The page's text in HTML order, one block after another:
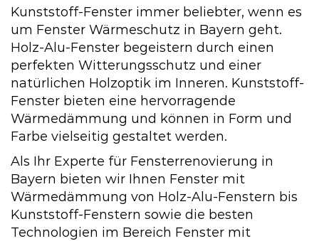
Kunststoff-Fenster immer beliebter, wenn es
um Fenster Wärmeschutz in Bayern geht.
Holz-Alu-Fenster begeistern durch einen
perfekten Witterungsschutz und einer
natürlichen Holzoptik im Inneren. Kunststoff-
Fenster bieten eine hervorragende
Wärmedämmung und können in Form und
Farbe vielseitig gestaltet werden.
Als Ihr Experte für Fensterrenovierung in
Bayern bieten wir Ihnen Fenster mit
Wärmedämmung von Holz-Alu-Fenstern bis
Kunststoff-Fenstern sowie die besten
Technologien im Bereich Fenster mit